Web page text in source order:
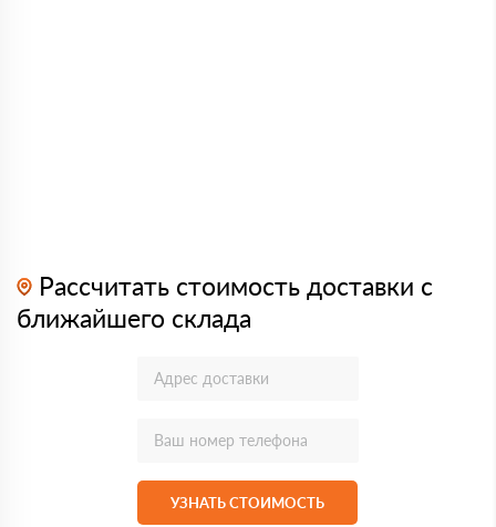
Рассчитать стоимость доставки с
ближайшего склада
УЗНАТЬ СТОИМОСТЬ